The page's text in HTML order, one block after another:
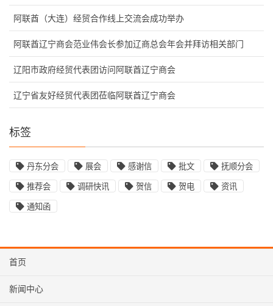
阿联酋（大连）经贸合作线上交流会成功举办
阿联酋辽宁商会范业伟会长参加辽商总会年会并拜访相关部门
辽阳市政府经贸代表团访问阿联酋辽宁商会
辽宁省友好经贸代表团莅临阿联酋辽宁商会
标签
丹东分会 展会 感谢信 批文 抚顺分会
推荐会 调研快讯 贺信 贺电 资讯
通知函
首页
新闻中心